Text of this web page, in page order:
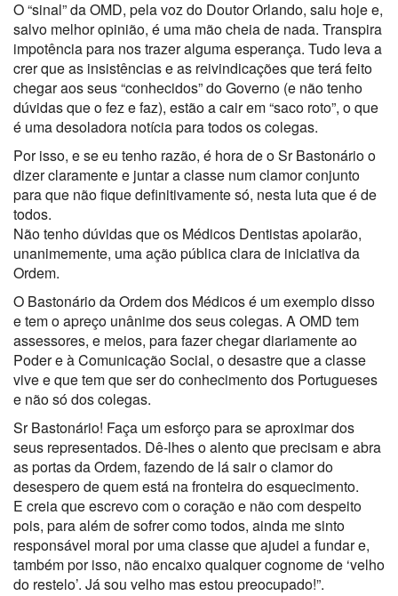
O “sinal” da OMD, pela voz do Doutor Orlando, saiu hoje e,
salvo melhor opinião, é uma mão cheia de nada. Transpira
impotência para nos trazer alguma esperança. Tudo leva a
crer que as insistências e as reivindicações que terá feito
chegar aos seus “conhecidos” do Governo (e não tenho
dúvidas que o fez e faz), estão a cair em “saco roto”, o que
é uma desoladora notícia para todos os colegas.
Por isso, e se eu tenho razão, é hora de o Sr Bastonário o
dizer claramente e juntar a classe num clamor conjunto
para que não fique definitivamente só, nesta luta que é de
todos.
Não tenho dúvidas que os Médicos Dentistas apoiarão,
unanimemente, uma ação pública clara de iniciativa da
Ordem.
O Bastonário da Ordem dos Médicos é um exemplo disso
e tem o apreço unânime dos seus colegas. A OMD tem
assessores, e meios, para fazer chegar diariamente ao
Poder e à Comunicação Social, o desastre que a classe
vive e que tem que ser do conhecimento dos Portugueses
e não só dos colegas.
Sr Bastonário! Faça um esforço para se aproximar dos
seus representados. Dê-lhes o alento que precisam e abra
as portas da Ordem, fazendo de lá sair o clamor do
desespero de quem está na fronteira do esquecimento.
E creia que escrevo com o coração e não com despeito
pois, para além de sofrer como todos, ainda me sinto
responsável moral por uma classe que ajudei a fundar e,
também por isso, não encaixo qualquer cognome de ‘velho
do restelo’. Já sou velho mas estou preocupado!”.